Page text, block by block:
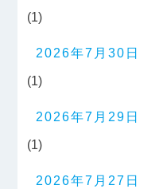
(1)
2026年7月30日
(1)
2026年7月29日
(1)
2026年7月27日